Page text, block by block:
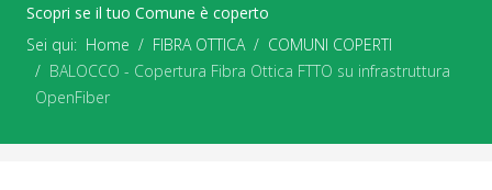
Scopri se il tuo Comune è coperto
Sei qui: Home FIBRA OTTICA
COMUNI COPERTI
BALOCCO - Copertura Fibra Ottica FTTO su infrastruttura
OpenFiber